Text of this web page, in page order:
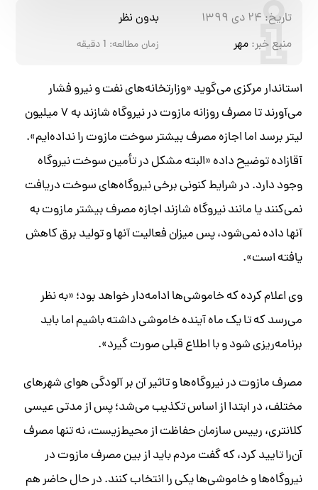
تاریخ: ۲۴ دی ۱۳۹۹
بدون نظر
منبع خبر: مهر زمان مطالعه: 1دقیقه
استاندار مرکزی می‌گوید «وزارتخانه‌های نفت و نیرو فشار
می‌آورند تا مصرف روزانه مازوت در نیروگاه شازند به ۷ میلیون
لیتر برسد اما اجازه مصرف بیشتر سوخت مازوت را نداده‌ایم».
آقازاده توضیح داده «البته مشکل در تأمین سوخت نیروگاه
وجود دارد. در شرایط کنونی برخی نیروگاه‌های سوخت دریافت
نمی‌کنند یا مانند نیروگاه شازند اجازه مصرف بیشتر مازوت به
آنها داده نمی‌شود، پس میزان فعالیت آنها و تولید برق کاهش
یافته است».
وی اعلام کرده که خاموشی‌ها ادامه‌دار خواهد بود؛ «به نظر
می‌رسد که تا یک ماه آینده خاموشی داشته باشیم اما باید
برنامه‌ریزی شود و با اطلاع قبلی صورت گیرد».
مصرف مازوت در نیروگاه‌ها و تاثیر آن بر آلودگی هوای شهرهای
مختلف، در ابتدا از اساس تکذیب می‌شد؛ پس از مدتی عیسی
کلانتری، رییس سازمان حفاظت از محیط‌زیست، نه تنها مصرف
آن‌را تایید کرد، که گفت مردم باید از بین مصرف مازوت در
نیروگاه‌ها و خاموشی‌ها یکی را انتخاب کنند. در حال حاضر هم